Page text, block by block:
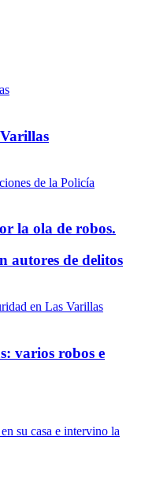
la ola de robos.
autores de delitos
varios robos e